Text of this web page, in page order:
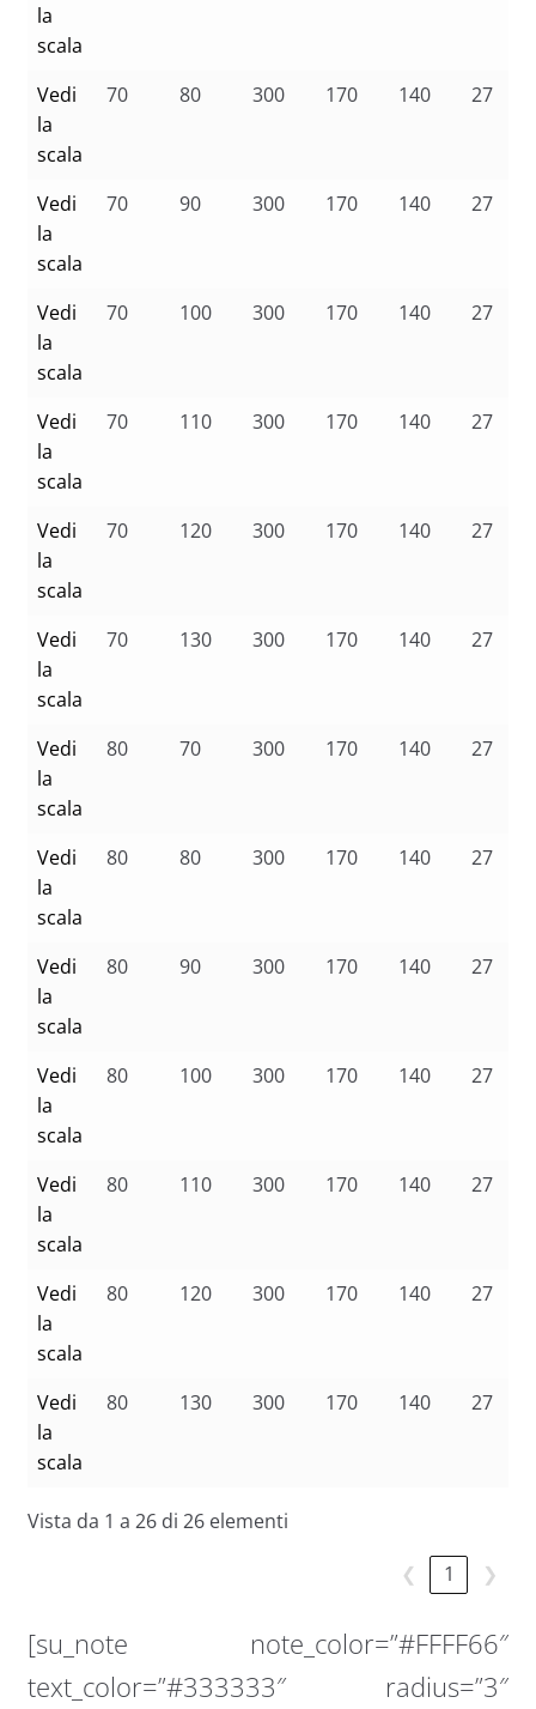
la
scala
Vedi
la
scala
70 80 300 170 140 27
Vedi
la
scala
70 90 300 170 140 27
Vedi
la
scala
70 100 300 170 140 27
Vedi
la
scala
70 110 300 170 140 27
Vedi
la
scala
70 120 300 170 140 27
Vedi
la
scala
70 130 300 170 140 27
Vedi
la
scala
80 70 300 170 140 27
Vedi
la
scala
80 80 300 170 140 27
Vedi
la
scala
80 90 300 170 140 27
Vedi
la
scala
80 100 300 170 140 27
Vedi
la
scala
80 110 300 170 140 27
Vedi
la
scala
80 120 300 170 140 27
Vedi
la
scala
80 130 300 170 140 27
Vista da 1 a 26 di 26 elementi
❮ 1 ❯
[su_note note_color=”#FFFF66″
text_color=”#333333″ radius=”3″